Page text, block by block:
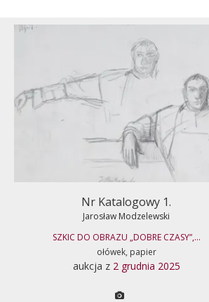
Nr Katalogowy 1.
Jarosław Modzelewski
SZKIC DO OBRAZU „DOBRE CZASY”,...
ołówek, papier
aukcja z 2 grudnia 2025